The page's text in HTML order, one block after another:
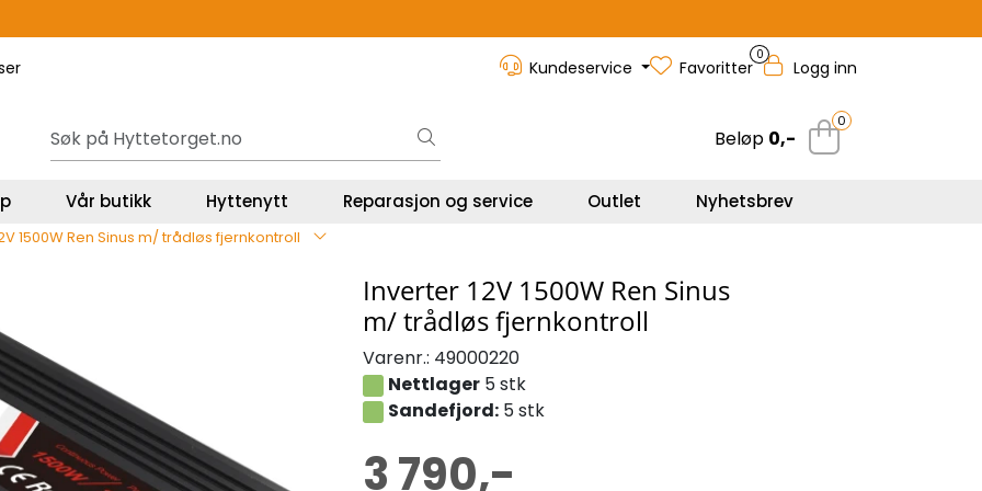
Kundeservice
0
Favoritter Logg inn
Beløp 0,-
0
Vår butikk Hyttenytt Reparasjon og service Outlet Nyhetsbrev
1500W Ren Sinus m/ trådløs fjernkontroll
Inverter 12V 1500W Ren Sinus
m/ trådløs fjernkontroll
Varenr.: 49000220
Nettlager5 stk
Sandefjord:5 stk
3 790,-